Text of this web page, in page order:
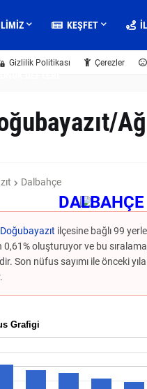
KEŞFET
Gizlilik Politikası Çerezler
Dalbahçe
DALBAHÇE
Doğubayazıt ilçesine bağlı 99
oluşturuyor ve bu
Son nüfus sayımı ile önceki
Grafigi